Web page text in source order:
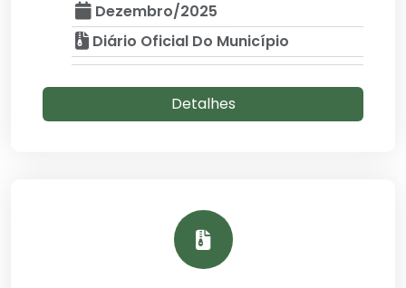
Dezembro/2025
Diário Oficial Do Município
Detalhes